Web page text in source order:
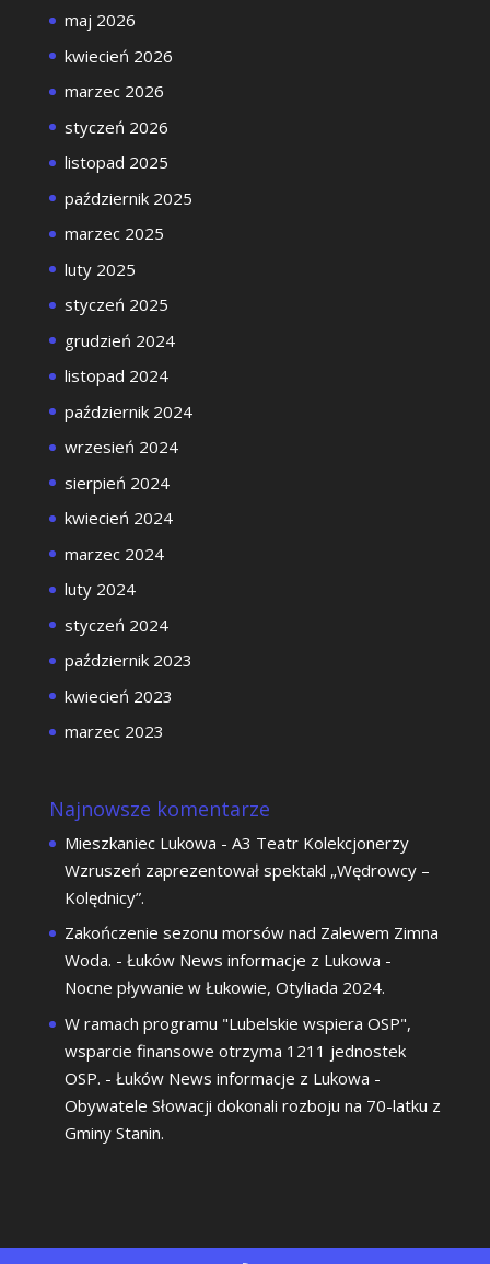
maj 2026
kwiecień 2026
marzec 2026
styczeń 2026
listopad 2025
październik 2025
marzec 2025
luty 2025
styczeń 2025
grudzień 2024
listopad 2024
październik 2024
wrzesień 2024
sierpień 2024
kwiecień 2024
marzec 2024
luty 2024
styczeń 2024
październik 2023
kwiecień 2023
marzec 2023
Najnowsze komentarze
Mieszkaniec Lukowa - A3 Teatr Kolekcjonerzy
Wzruszeń zaprezentował spektakl „Wędrowcy –
Kolędnicy”.
Zakończenie sezonu morsów nad Zalewem Zimna
Woda. - Łuków News informacje z Lukowa -
Nocne pływanie w Łukowie, Otyliada 2024.
W ramach programu "Lubelskie wspiera OSP",
wsparcie finansowe otrzyma 1211 jednostek
OSP. - Łuków News informacje z Lukowa -
Obywatele Słowacji dokonali rozboju na 70-latku z
Gminy Stanin.